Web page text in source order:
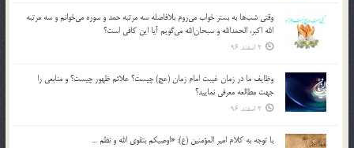
وقتي شب‌ها به بستر خواب مي‌روم بلافاصله سه مرتبه حمد و سوره مي‌خوانم و سه مرتبه
الله اكبر، الحمدالله و سبحان‌الله مي‌گويم آيا اين كافي است؟
2 اسفند 96
وظايف ما در زمان غيبت امام زمان (عج) چيست؟ علائم ظهور چيست؟ و منابعي را
جهت مطالعه معرفي نماييد؟
2 اسفند 96
با توجه به كلام امير المؤمنين (ع): «اوصيكم بتقوي الله و نظم …